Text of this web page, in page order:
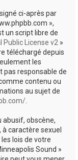
ci-après par
»,
un script libre de
Public License v2 »
téléchargé depuis
les
pas responsable de
contenu ou
au sujet de
abusif, obscène,
caractère sexuel
lois de votre
Sound »